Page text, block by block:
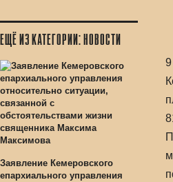
ЕЩЁ ИЗ КАТЕГОРИИ: НОВОСТИ
Заявление Кемеровского
епархиального управления